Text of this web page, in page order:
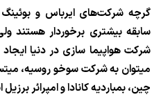
گرچه شرکت‌های ایرباس و بوئینگ
سابقه بیشتری برخوردار هستند
شرکت هواپیما سازی در دنیا
چین، بمباردیه کانادا و امپرائر برزیل